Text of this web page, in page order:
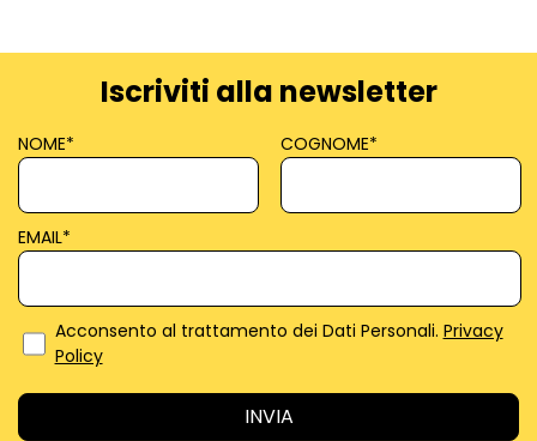
Iscriviti alla newsletter
NOME* COGNOME*
EMAIL*
Acconsento al trattamento dei Dati Personali. Privacy
Policy